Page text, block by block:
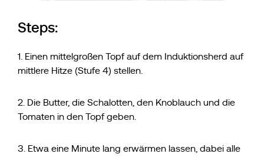
Steps:
1. Einen mittelgroßen Topf auf dem Induktionsherd auf
mittlere Hitze (Stufe 4) stellen.
2. Die Butter, die Schalotten, den Knoblauch und die
Tomaten in den Topf geben.
3. Etwa eine Minute lang erwärmen lassen, dabei alle